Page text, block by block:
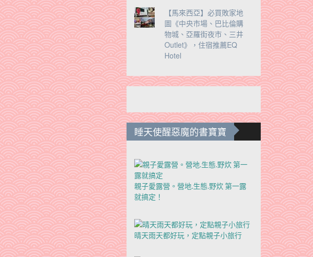
【馬來西亞】必買敗家地
圖《中央市場、巴比倫購
物城、亞羅街夜市、三井
Outlet》，住宿推薦EQ
Hotel
睡天使醒惡魔的書寶寶
親子愛露營。營地.生態.野炊 第一露
就搞定！
晴天雨天都好玩，定點親子小旅行